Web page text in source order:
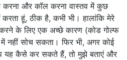
करना और कॉल करना वास्तव में कुछ
करता हूं, ठीक है, कभी भी। हालांकि मेरे
के लिए एक अच्छे कारण (कोड गोल्फ
नहीं सोच सकता। फिर भी, अगर कोई
यह कैसे कर सकते हैं, तो मुझे बताएं और